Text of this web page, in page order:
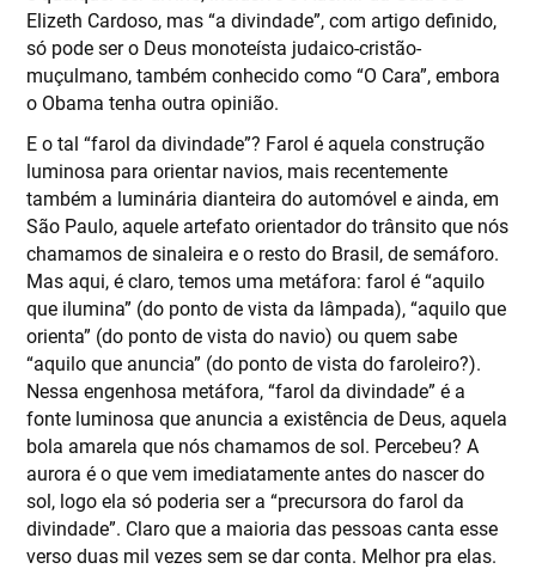
Elizeth Cardoso, mas “a divindade”, com artigo definido,
só pode ser o Deus monoteísta judaico-cristão-
muçulmano, também conhecido como “O Cara”, embora
o Obama tenha outra opinião.
E o tal “farol da divindade”? Farol é aquela construção
luminosa para orientar navios, mais recentemente
também a luminária dianteira do automóvel e ainda, em
São Paulo, aquele artefato orientador do trânsito que nós
chamamos de sinaleira e o resto do Brasil, de semáforo.
Mas aqui, é claro, temos uma metáfora: farol é “aquilo
que ilumina” (do ponto de vista da lâmpada), “aquilo que
orienta” (do ponto de vista do navio) ou quem sabe
“aquilo que anuncia” (do ponto de vista do faroleiro?).
Nessa engenhosa metáfora, “farol da divindade” é a
fonte luminosa que anuncia a existência de Deus, aquela
bola amarela que nós chamamos de sol. Percebeu? A
aurora é o que vem imediatamente antes do nascer do
sol, logo ela só poderia ser a “precursora do farol da
divindade”. Claro que a maioria das pessoas canta esse
verso duas mil vezes sem se dar conta. Melhor pra elas.